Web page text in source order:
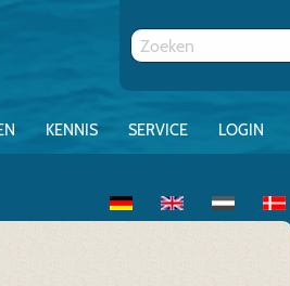
KENNIS SERVICE LOGIN